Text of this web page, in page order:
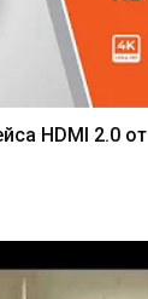
HDMI 2.0 от